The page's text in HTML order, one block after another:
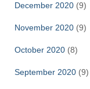
December 2020 (9)
November 2020 (9)
October 2020 (8)
September 2020 (9)